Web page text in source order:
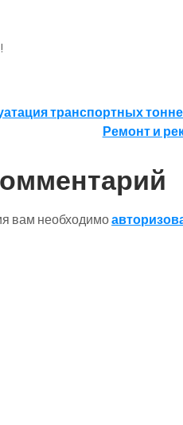
транспортных
Ремонт и
вам необходимо